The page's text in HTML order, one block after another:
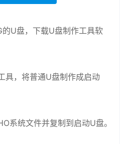
U盘，下载U盘制作工具软
具，将普通U盘制作成启动
系统文件并复制到启动U盘。